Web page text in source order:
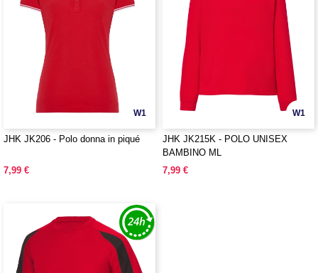
W1
JHK JK206 - Polo donna in piqué
7,99 €
W1
JHK JK215K - POLO UNISEX
BAMBINO ML
7,99 €